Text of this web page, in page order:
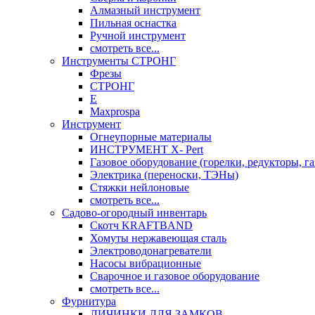
Алмазный инструмент
Пильная оснастка
Ручной инструмент
смотреть все...
Инструменты СТРОНГ
Фрезы
СТРОНГ
Е
Maxprospa
Инструмент
Огнеупорные материалы
ИНСТРУМЕНТ X- Pert
Газовое оборудование (горелки, редукторы,
Электрика (переноски, ТЭНы)
Стяжки нейлоновые
смотреть все...
Садово-огородный инвентарь
Скотч KRAFTBAND
Хомуты нержавеющая сталь
Электроводонагреватели
Насосы вибрационные
Сварочное и газовое оборудование
смотреть все...
Фурнитура